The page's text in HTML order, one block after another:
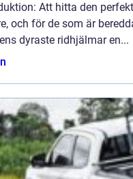
Att hitta den
och för de som är
dyraste ridhjälmar en...